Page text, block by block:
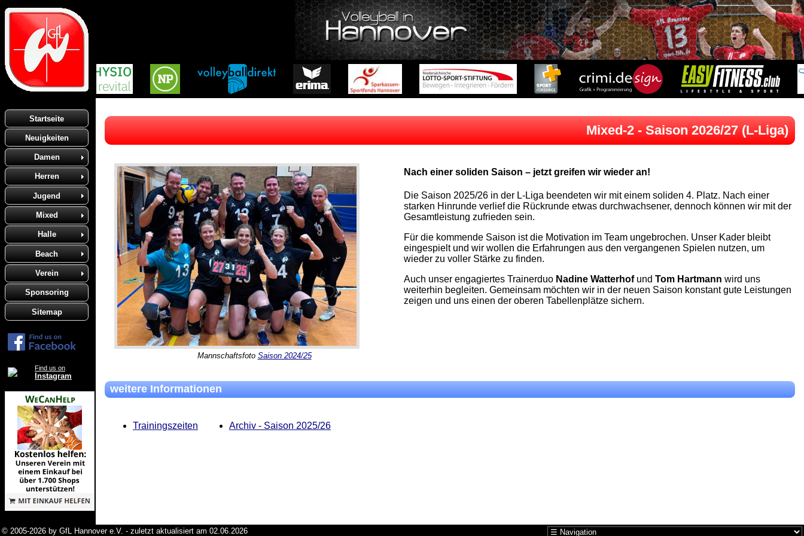
Startseite
Neuigkeiten
Damen
Herren
Jugend
Mixed
Halle
Beach
Verein
Sponsoring
Sitemap
Find us on
Instagram
Mixed-2 - Saison 2026/27 (L-Liga)
Mannschaftsfoto Saison 2024/25
Nach einer soliden Saison – jetzt greifen wir wieder an!
Die Saison 2025/26 in der L-Liga beendeten wir mit einem soliden 4. Platz. Nach einer
starken Hinrunde verlief die Rückrunde etwas durchwachsener, dennoch können wir mit der
Gesamtleistung zufrieden sein.
Für die kommende Saison ist die Motivation im Team ungebrochen. Unser Kader bleibt
eingespielt und wir wollen die Erfahrungen aus den vergangenen Spielen nutzen, um
wieder zu voller Stärke zu finden.
Auch unser engagiertes Trainerduo Nadine Watterhofund Tom Hartmann wird uns
weiterhin begleiten. Gemeinsam möchten wir in der neuen Saison konstant gute Leistungen
zeigen und uns einen der oberen Tabellenplätze sichern.
weitere Informationen
Trainingszeiten Archiv - Saison 2025/26
© 2005-2026 by GfL Hannover e.V. - zuletzt aktualisiert am 02.06.2026